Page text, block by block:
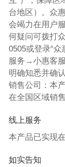
台地区）。众
会竭力在用户
何疑问可拨打
0505或登录“
服务→小惠客
明确知悉并确认
销售公司：本
在全国区域销售
线上服务
本产品已实现
如实告知